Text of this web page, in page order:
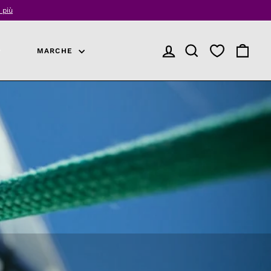
più
MARCHE ACCEDIRICERCA PRODOTTI